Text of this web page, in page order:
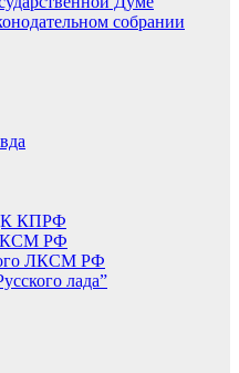
собрании
КПРФ
РФ
ЛКСМ РФ
лада”